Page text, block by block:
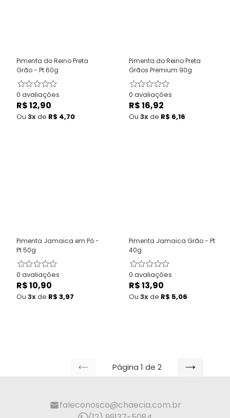
Pimenta do Reino Preta
Grão - Pt 60g
0 avaliações
Preço
normal
R$ 12,90
Ou 3xde R$ 4,70
Pimenta do Reino Preta
Grãos Premium 90g
0 avaliações
Preço
normal
R$ 16,92
Ou 3xde R$ 6,16
Pimenta Jamaica em Pó -
Pt 50g
0 avaliações
Preço
normal
R$ 10,90
Ou 3xde R$ 3,97
Pimenta Jamaica Grão - Pt
40g
0 avaliações
Preço
normal
R$ 13,90
Ou 3xde R$ 5,06
Página 1 de 2
faleconosco@chaecia.com.br